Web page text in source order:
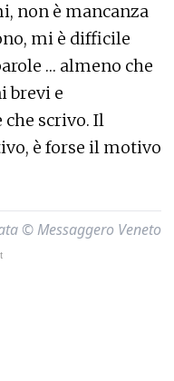
non è mancanza
mi è difficile
… almeno che
brevi e
che scrivo. Il
è forse il motivo
© Messaggero Veneto